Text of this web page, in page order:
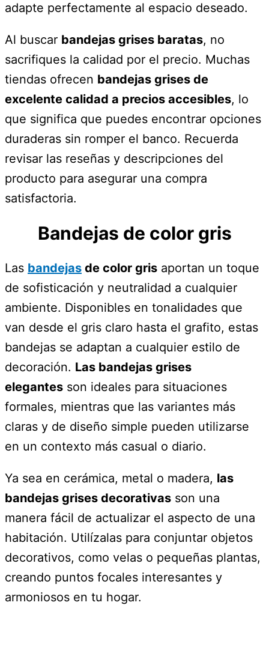
adapte perfectamente al espacio deseado.
Al buscar bandejas grises baratas, no
sacrifiques la calidad por el precio. Muchas
tiendas ofrecen bandejas grises de
excelente calidad a precios accesibles, lo
que significa que puedes encontrar opciones
duraderas sin romper el banco. Recuerda
revisar las reseñas y descripciones del
producto para asegurar una compra
satisfactoria.
Bandejas de color gris
Las bandejas de color gris aportan un toque
de sofisticación y neutralidad a cualquier
ambiente. Disponibles en tonalidades que
van desde el gris claro hasta el grafito, estas
bandejas se adaptan a cualquier estilo de
decoración. Las bandejas grises
elegantes son ideales para situaciones
formales, mientras que las variantes más
claras y de diseño simple pueden utilizarse
en un contexto más casual o diario.
Ya sea en cerámica, metal o madera, las
bandejas grises decorativas son una
manera fácil de actualizar el aspecto de una
habitación. Utilízalas para conjuntar objetos
decorativos, como velas o pequeñas plantas,
creando puntos focales interesantes y
armoniosos en tu hogar.